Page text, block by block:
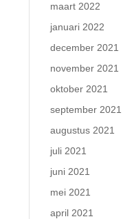
maart 2022
januari 2022
december 2021
november 2021
oktober 2021
september 2021
augustus 2021
juli 2021
juni 2021
mei 2021
april 2021